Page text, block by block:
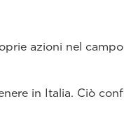
azioni nel
in Italia. Ciò